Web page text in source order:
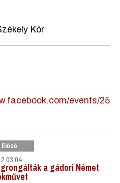
Kör
events/25
Előző
a gádori Német